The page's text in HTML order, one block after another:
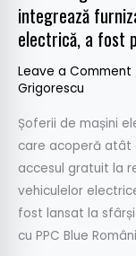
integrează
electrică, a fost
Leave a Comment
Grigorescu
Șoferii de mașini
care acoperă atât
accesul gratuit la
vehiculelor
fost lansat la
cu PPC Blue
prelungită
până
sfârșitul
lunii
iulie